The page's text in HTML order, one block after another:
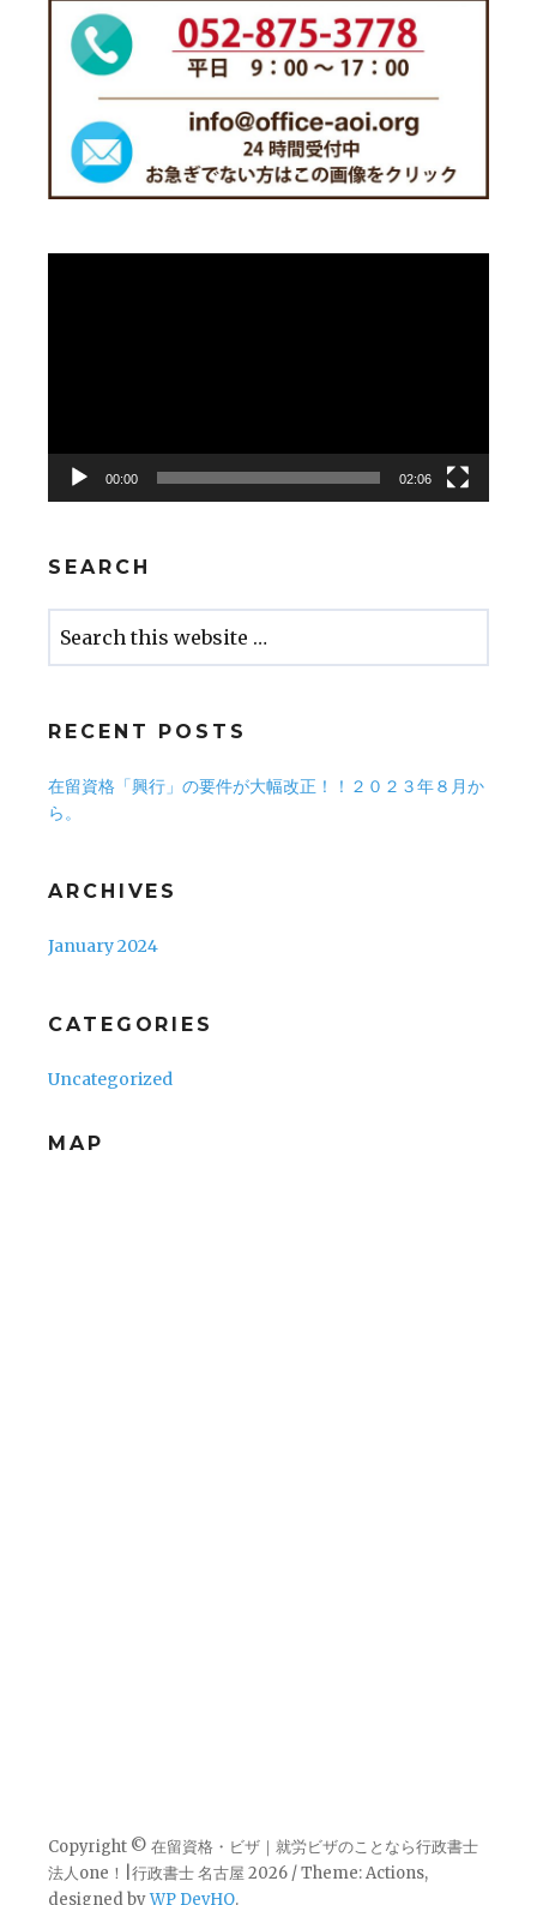
00:00 02:06
SEARCH
RECENT POSTS
在留資格「興行」の要件が大幅改正！！２０２３年８月か
ら。
ARCHIVES
January 2024
CATEGORIES
Uncategorized
MAP
Copyright © 在留資格・ビザ｜就労ビザのことなら行政書士
法人one！|行政書士 名古屋 2026 / Theme: Actions,
designed byWP DevHQ.